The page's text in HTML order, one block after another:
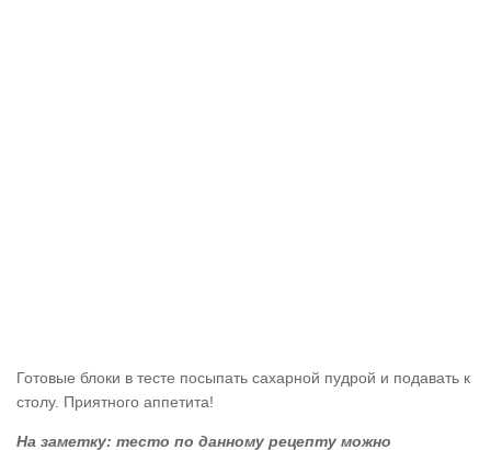
Готовые блоки в тесте посыпать сахарной пудрой и подавать к
столу. Приятного аппетита!
На заметку: тесто по данному рецепту можно